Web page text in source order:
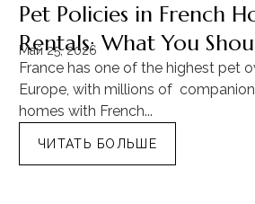
Pet Policies in French
Rentals: What You
Май 25, 2026
France has one of the highest pet
Europe, with millions of
homes with French...
ЧИТАТЬ БОЛЬШЕ